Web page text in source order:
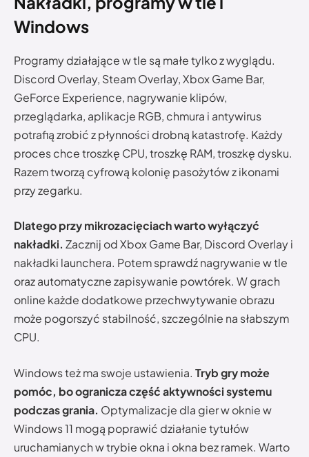
Windows
Programy działające w tle są małe tylko z wyglądu.
Discord Overlay, Steam Overlay, Xbox Game Bar,
GeForce Experience, nagrywanie klipów,
przeglądarka, aplikacje RGB, chmura i antywirus
potrafią zrobić z płynności drobną katastrofę. Każdy
proces chce troszkę CPU, troszkę RAM, troszkę dysku.
Razem tworzą cyfrową kolonię pasożytów z ikonami
przy zegarku.
Dlatego przy mikrozacięciach warto wyłączyć
nakładki. Zacznij od Xbox Game Bar, Discord Overlay i
nakładki launchera. Potem sprawdź nagrywanie w tle
oraz automatyczne zapisywanie powtórek. W grach
online każde dodatkowe przechwytywanie obrazu
może pogorszyć stabilność, szczególnie na słabszym
CPU.
Windows też ma swoje ustawienia. Tryb gry może
pomóc, bo ogranicza część aktywności systemu
podczas grania. Optymalizacje dla gier w oknie w
Windows 11 mogą poprawić działanie tytułów
uruchamianych w trybie okna i okna bez ramek. Warto